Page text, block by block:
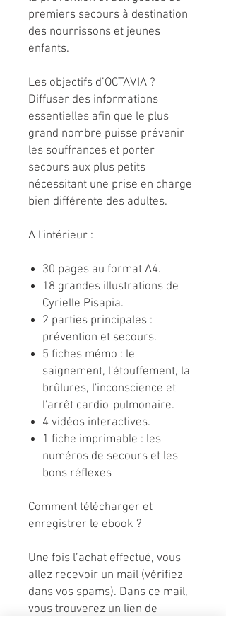
premiers secours à destination
des nourrissons et jeunes
enfants.
Les objectifs d’OCTAVIA ?
Diffuser des informations
essentielles afin que le plus
grand nombre puisse prévenir
les souffrances et porter
secours aux plus petits
nécessitant une prise en charge
bien différente des adultes.
A l'intérieur :
30 pages au format A4.
18 grandes illustrations de
Cyrielle Pisapia.
2 parties principales :
prévention et secours.
5 fiches mémo : le
saignement, l'étouffement, la
brûlures, l'inconscience et
l'arrêt cardio-pulmonaire.
4 vidéos interactives.
1 fiche imprimable : les
numéros de secours et les
bons réflexes
Comment télécharger et
enregistrer le ebook ?
Une fois l’achat effectué, vous
allez recevoir un mail (vérifiez
dans vos spams). Dans ce mail,
vous trouverez un lien de